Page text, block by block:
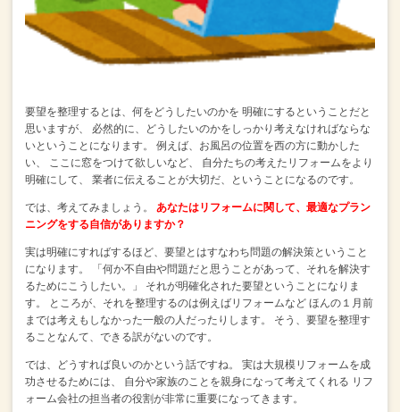
要望を整理するとは、何をどうしたいのかを 明確にするということだと
思いますが、
必然的に、どうしたいのかをしっかり考えなければならな
いということになります。
例えば、お風呂の位置を西の方に動かした
い、
ここに窓をつけて欲しいなど、
自分たちの考えたリフォームをより
明確にして、
業者に伝えることが大切だ、ということになるのです。
では、考えてみましょう。
あなたはリフォームに関して、最適なプラン
ニングをする自信がありますか？
実は明確にすればするほど、要望とはすなわち問題の解決策ということ
になります。
「何か不自由や問題だと思うことがあって、それを解決す
るためにこうしたい。」
それが明確化された要望ということになりま
す。
ところが、それを整理するのは例えばリフォームなど ほんの１月前
までは考えもしなかった一般の人だったりします。
そう、要望を整理す
ることなんて、できる訳がないのです。
では、どうすれば良いのかという話ですね。
実は大規模リフォームを成
功させるためには、
自分や家族のことを親身になって考えてくれる リフ
ォーム会社の担当者の役割が非常に重要になってきます。